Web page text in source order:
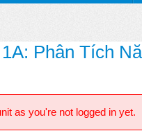
Phân Tích
as you're not logged in yet.